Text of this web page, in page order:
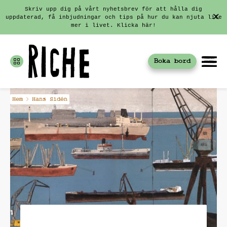
Fortsätt
till
innehållet
Skriv upp dig på vårt nyhetsbrev för att hålla dig
uppdaterad, få inbjudningar och tips på hur du kan njuta lite
mer i livet. Klicka här!
Boka bord
Hem Hans Sidén